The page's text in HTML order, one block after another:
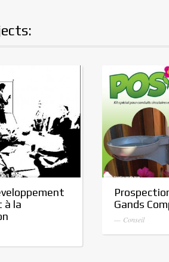
à la
Gands
— Conseil